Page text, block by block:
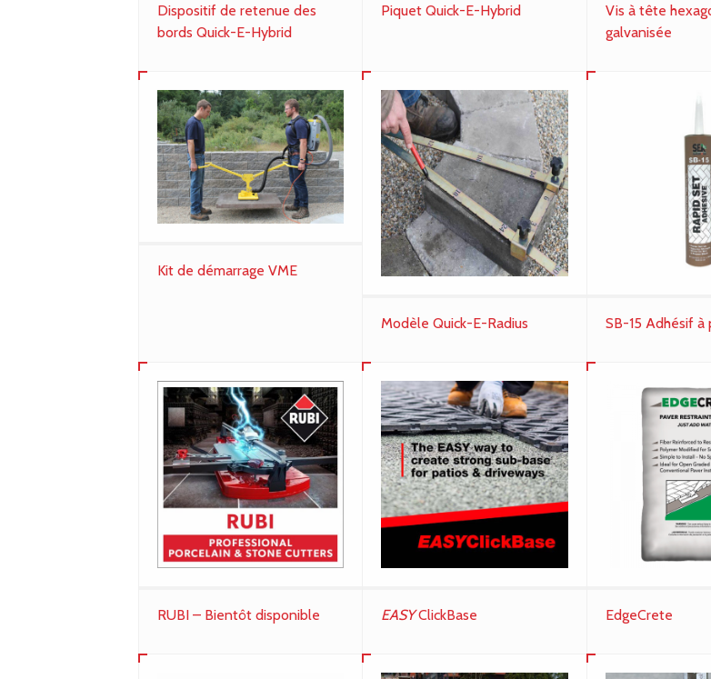
Dispositif de retenue des
bords Quick-E-Hybrid
Piquet Quick-E-Hybrid
Vis à tête
galvanisée
Kit de démarrage VME
Modèle Quick-E-Radius SB-15 Adhésif à
RUBI – Bientôt disponible EASYClickBase EdgeCrete